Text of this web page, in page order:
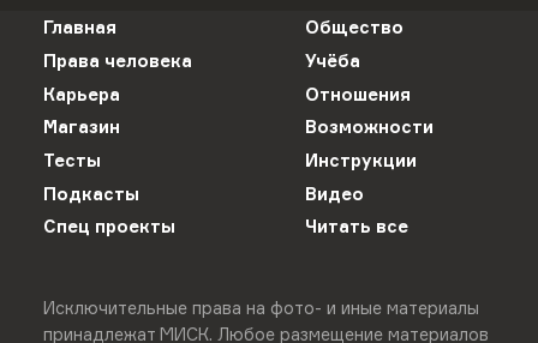
Главная
Общество
Права человека
Учёба
Карьера
Отношения
Магазин
Возможности
Тесты
Инструкции
Подкасты
Видео
Спец проекты
Читать все
Исключительные права на фото- и иные материалы
принадлежат МИСК. Любое размещение материалов